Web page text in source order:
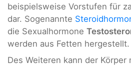
beispielsweise Vorstufen für
dar. Sogenannte
die Sexualhormone
werden aus Fetten hergestellt.
Des Weiteren kann der Körper